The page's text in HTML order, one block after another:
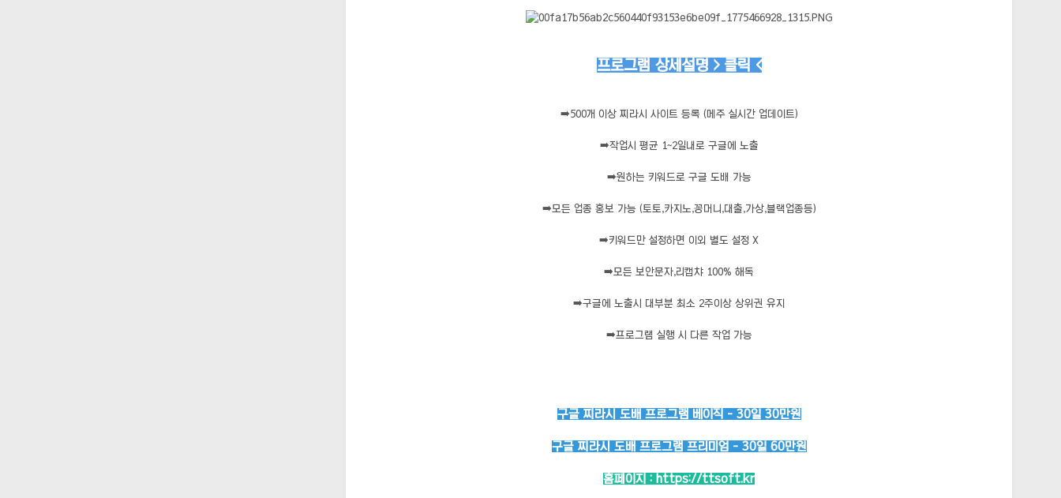
프로그램 상세설명 > 클릭 <
➡️500개 이상 찌라시 사이트 등록 (메주 실시간 업데이트)
➡️작업시 평균 1~2일내로 구글에 노출
➡️원하는 키워드로 구글 도배 가능
➡️모든 업종 홍보 가능 (토토,카지노,꽁머니,대출,가상,블랙업종등)
➡️키워드만 설정하면 이외 별도 설정 X
➡️모든 보안문자,리캡챠 100% 해독
➡️구글에 노출시 대부분 최소 2주이상 상위권 유지
➡️프로그램 실행 시 다른 작업 가능
구글 찌라시 도배 프로그램 베이직 - 30일 30만원
구글 찌라시 도배 프로그램 프리미엄 - 30일 60만원
홈페이지 : https://ttsoft.kr